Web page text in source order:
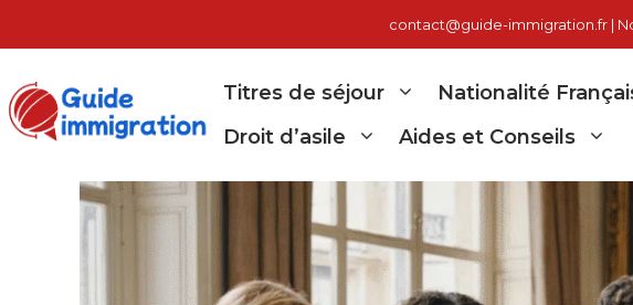
contact@guide-immigration.fr |
Titres de séjour Nationalité
Droit d’asile
Aides et Conseils